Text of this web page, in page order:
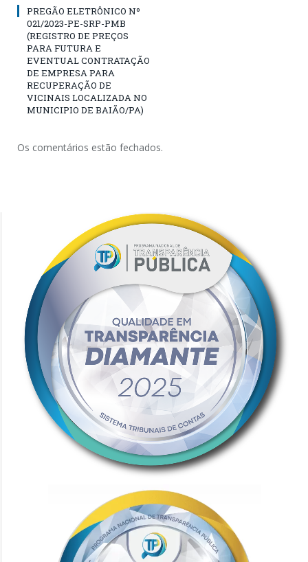
PREGÃO ELETRÔNICO Nº
021/2023-PE-SRP-PMB
(REGISTRO DE PREÇOS
PARA FUTURA E
EVENTUAL CONTRATAÇÃO
DE EMPRESA PARA
RECUPERAÇÃO DE
VICINAIS LOCALIZADA NO
MUNICIPIO DE BAIÃO/PA)
Os comentários estão fechados.